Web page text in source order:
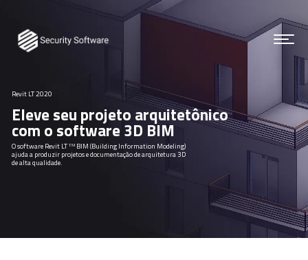
com o software 3D BIM
Eleve seu projeto arquitetônico
O software Revit LT ᵀᴹ BIM (Building Information Modeling)
ajuda a produzir projetos e documentação de arquitetura 3D
de alta qualidade.
Revit LT 2020